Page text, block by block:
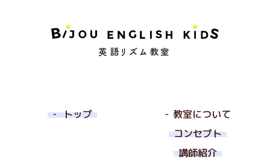
トップ
教室について
コンセプト
講師紹介